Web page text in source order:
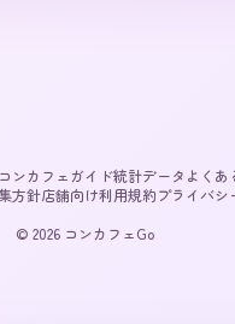
コンカフェガイド統計データ よくあ
方針店舗向け利用規約プライバシ
© 2026 コンカフェGo